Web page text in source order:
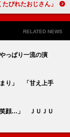
をやるんだ」 「パッと見はくたびれたおじさん」
RELATED NEWS
っぱり一流の演
まり」 「甘え上手
笑顔…」 ＪＵＪＵ